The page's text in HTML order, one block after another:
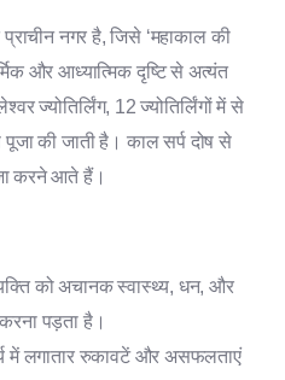
नगर है, जिसे ‘महाकाल की
और आध्यात्मिक दृष्टि से अत्यंत
ज्योतिर्लिंग, 12 ज्योतिर्लिंगों में से
की जाती है। काल सर्प दोष से
करने आते हैं।
को अचानक स्वास्थ्य, धन, और
पड़ता है।
में लगातार रुकावटें और असफलताएं